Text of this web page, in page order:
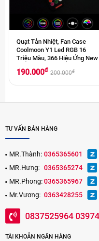
Quạt Tản Nhiệt, Fan Case
Coolmoon Y1 Led RGB 16
Triệu Màu, 366 Hiệu Ứng New
190.000đ 200.000đ
TƯ VẤN BÁN HÀNG
MR.Thành: 0365365601
MR.Hưng: 0365365274
MR.Phong: 0365365967
Mr.Vương: 0363428255
0837525964
TÀI KHOẢN NGÂN HÀNG